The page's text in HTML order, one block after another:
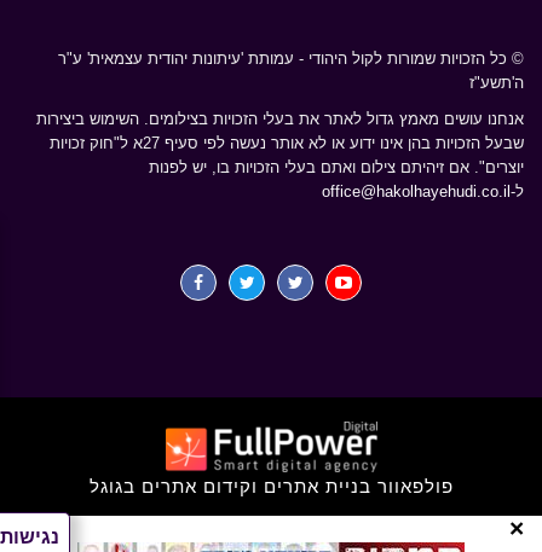
נגישות ×
© כל הזכויות שמורות לקול היהודי - עמותת 'עיתונות יהודית עצמאית' ע"ר
ה'תשע"ז
אנחנו עושים מאמץ גדול לאתר את בעלי הזכויות בצילומים. השימוש ביצירות
שבעל הזכויות בהן אינו ידוע או לא אותר נעשה לפי סעיף 27א ל"חוק זכויות
יוצרים". אם זיהיתם צילום ואתם בעלי הזכויות בו, יש לפנות
ל- office@hakolhayehudi.co.il
פולפאוור בניית אתרים וקידום אתרים בגוגל